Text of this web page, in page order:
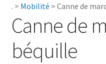
Déambulateur / rollator
. > Mobilité > Canne de
Canne de
béquille